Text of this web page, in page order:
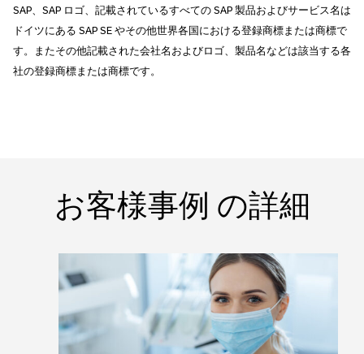
SAP、SAP ロゴ、記載されているすべての SAP 製品およびサービス名は
ドイツにある SAP SE やその他世界各国における登録商標または商標で
す。またその他記載された会社名およびロゴ、製品名などは該当する各
社の登録商標または商標です。
お客様事例 の詳細